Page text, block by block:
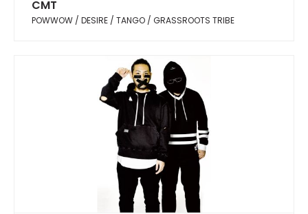
CMT
POWWOW / DESIRE / TANGO / GRASSROOTS TRIBE